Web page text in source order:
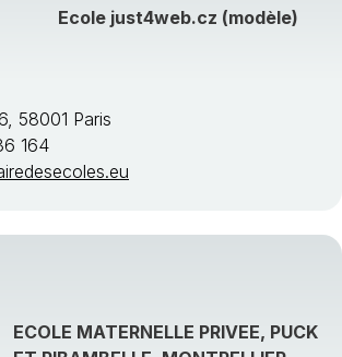
Ecole just4web.cz (modèle)
58001 Paris
164
ECOLE MATERNELLE PRIVEE, PUCK